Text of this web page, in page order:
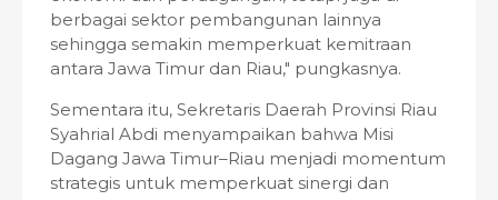
berbagai sektor pembangunan lainnya
sehingga semakin memperkuat kemitraan
antara Jawa Timur dan Riau," pungkasnya.
Sementara itu, Sekretaris Daerah Provinsi Riau
Syahrial Abdi menyampaikan bahwa Misi
Dagang Jawa Timur–Riau menjadi momentum
strategis untuk memperkuat sinergi dan